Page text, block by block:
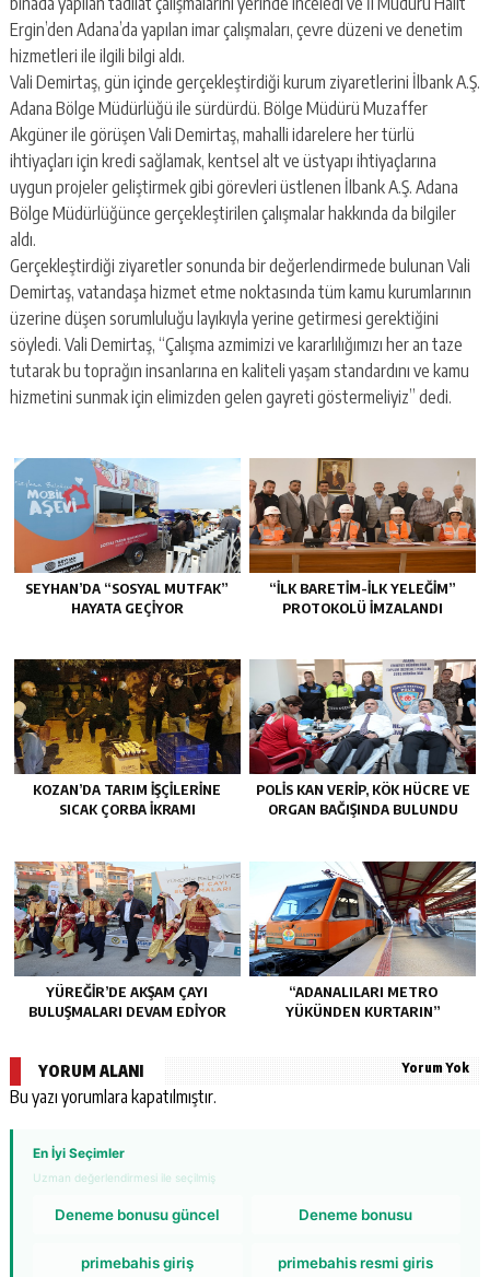
Ergin’den Adana’da yapılan imar çalışmaları, çevre düzeni ve denetim
hizmetleri ile ilgili bilgi aldı.
Vali Demirtaş, gün içinde gerçekleştirdiği kurum ziyaretlerini İlbank A.Ş.
Adana Bölge Müdürlüğü ile sürdürdü. Bölge Müdürü Muzaffer
Akgüner ile görüşen Vali Demirtaş, mahalli idarelere her türlü
ihtiyaçları için kredi sağlamak, kentsel alt ve üstyapı ihtiyaçlarına
uygun projeler geliştirmek gibi görevleri üstlenen İlbank A.Ş. Adana
Bölge Müdürlüğünce gerçekleştirilen çalışmalar hakkında da bilgiler
aldı.
Gerçekleştirdiği ziyaretler sonunda bir değerlendirmede bulunan Vali
Demirtaş, vatandaşa hizmet etme noktasında tüm kamu kurumlarının
üzerine düşen sorumluluğu layıkıyla yerine getirmesi gerektiğini
söyledi. Vali Demirtaş, “Çalışma azmimizi ve kararlılığımızı her an taze
tutarak bu toprağın insanlarına en kaliteli yaşam standardını ve kamu
hizmetini sunmak için elimizden gelen gayreti göstermeliyiz” dedi.
SEYHAN’DA “SOSYAL MUTFAK”
HAYATA GEÇİYOR
“İLK BARETİM-İLK YELEĞİM”
PROTOKOLÜ İMZALANDI
KOZAN’DA TARIM IŞÇILERINE
SICAK ÇORBA IKRAMI
POLİS KAN VERİP, KÖK HÜCRE VE
ORGAN BAĞIŞINDA BULUNDU
YÜREĞİR’DE AKŞAM ÇAYI
BULUŞMALARI DEVAM EDİYOR
“ADANALILARI METRO
YÜKÜNDEN KURTARIN”
YORUM ALANI Yorum Yok
Bu yazı yorumlara kapatılmıştır.
En İyi Seçimler
Uzman değerlendirmesi ile seçilmiş
Deneme bonusu güncel Deneme bonusu
primebahis giriş primebahis resmi giris